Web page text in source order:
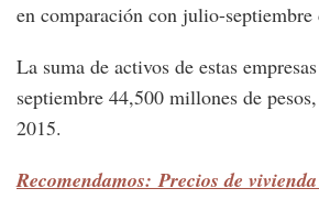
en comparación con julio-septiembre
La suma de activos de estas
septiembre 44,500 millones de
2015.
Recomendamos: Precios de